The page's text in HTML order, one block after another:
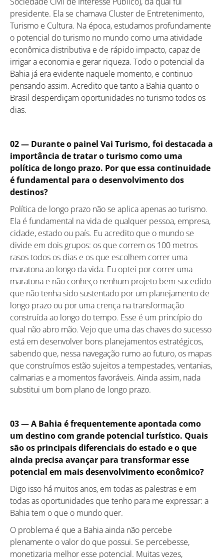
presidente. Ela se chamava Cluster de Entretenimento,
Turismo e Cultura. Na época, estudamos profundamente
o potencial do turismo no mundo como uma atividade
econômica distributiva e de rápido impacto, capaz de
irrigar a economia e gerar riqueza. Todo o potencial da
Bahia já era evidente naquele momento, e continuo
pensando assim. Acredito que tanto a Bahia quanto o
Brasil desperdiçam oportunidades no turismo todos os
dias.
02 — Durante o painel Vai Turismo, foi destacada a
importância de tratar o turismo como uma
política de longo prazo. Por que essa continuidade
é fundamental para o desenvolvimento dos
destinos?
Política de longo prazo não se aplica apenas ao turismo.
Ela é fundamental na vida de qualquer pessoa, empresa,
cidade, estado ou país. Eu acredito que o mundo se
divide em dois grupos: os que correm os 100 metros
rasos todos os dias e os que escolhem correr uma
maratona ao longo da vida. Eu optei por correr uma
maratona e não conheço nenhum projeto bem-sucedido
que não tenha sido sustentado por um planejamento de
longo prazo ou por uma crença na transformação
construída ao longo do tempo. Esse é um princípio do
qual não abro mão. Vejo que uma das chaves do sucesso
está em desenvolver bons planejamentos estratégicos,
sabendo que, nessa navegação rumo ao futuro, os mapas
que construímos estão sujeitos a tempestades, ventanias,
calmarias e a momentos favoráveis. Ainda assim, nada
substitui um bom plano de longo prazo.
03 —A Bahia é frequentemente apontada como
um destino com grande potencial turístico. Quais
são os principais diferenciais do estado e o que
ainda precisa avançar para transformar esse
potencial em mais desenvolvimento econômico?
Digo isso há muitos anos, em todas as palestras e em
todas as oportunidades que tenho para me expressar: a
Bahia tem o que o mundo quer.
O problema é que a Bahia ainda não percebe
plenamente o valor do que possui. Se percebesse,
monetizaria melhor esse potencial. Muitas vezes,